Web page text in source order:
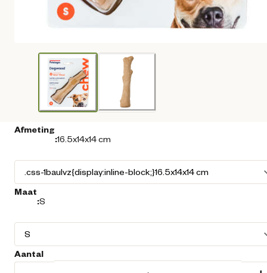
Afmeting
:16.5x14x14 cm
Maat
:S
Aantal